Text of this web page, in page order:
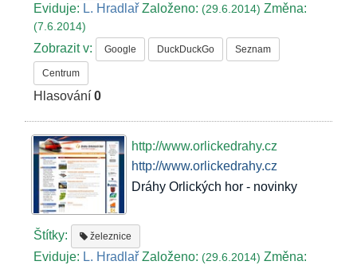
Eviduje: L. Hradlař Založeno:(29.6.2014)Změna:
(7.6.2014)
Zobrazit v: Google DuckDuckGo Seznam
Centrum
Hlasování0
http://www.orlickedrahy.cz
http://www.orlickedrahy.cz
Dráhy Orlických hor - novinky
Štítky: železnice
Eviduje: L. Hradlař Založeno:(29.6.2014)Změna: